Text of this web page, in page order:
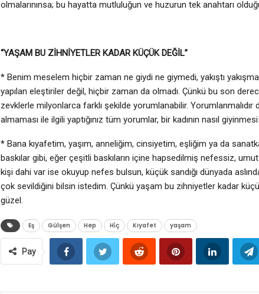
olmalarınınsa; bu hayatta mutluluğun ve huzurun tek anahtarı
“YAŞAM BU ZİHNİYETLER KADAR KÜÇÜK DEĞİL”
* Benim meselem hiçbir zaman ne giydi ne giymedi, yakıştı
yapılan eleştiriler değil, hiçbir zaman da olmadı. Çünkü bu son
zevklerle milyonlarca farklı şekilde yorumlanabilir. Yorumlanmalıdır
almaması ile ilgili yaptığınız tüm yorumlar, bir kadının nasıl
* Bana kıyafetim, yaşım, anneliğim, cinsiyetim, eşliğim ya da
baskılar gibi, eğer çeşitli baskıların içine hapsedilmiş nefessiz,
kişi dahi var ise okuyup nefes bulsun, küçük sandığı dünyada
çok sevildiğini bilsin istedim. Çünkü yaşam bu zihniyetler kadar
güzel.
Eş Gülşen Hep Hi̇ç Kıyafet yaşam
Pay